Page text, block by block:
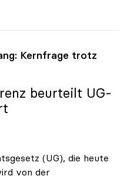
wird
Kernfrage trotz
beurteilt UG-
(UG), die heute
von der